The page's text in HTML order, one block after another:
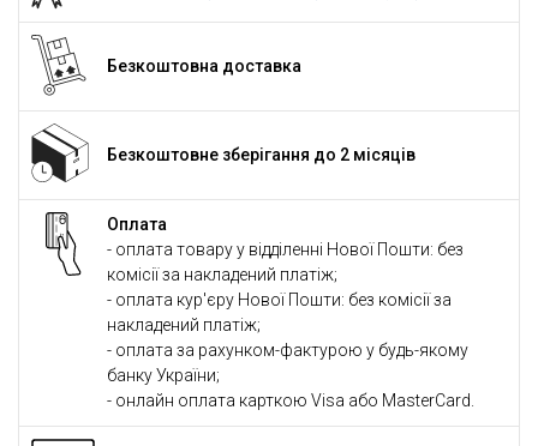
Безкоштовна доставка
Безкоштовне зберігання до 2 місяців
Оплата
- оплата товару у відділенні Нової Пошти: без
комісії за накладений платіж;
- оплата кур'єру Нової Пошти: без комісії за
накладений платіж;
- оплата за рахунком-фактурою у будь-якому
банку України;
- онлайн оплата карткою Visa або MasterCard.